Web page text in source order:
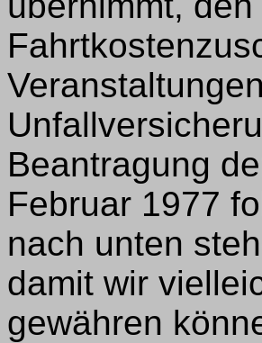
Beantragung
Februar 1977
nach unten
damit wir
gewähren